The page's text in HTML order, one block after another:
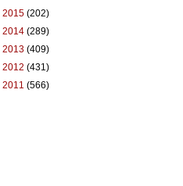
2015 (202)
2014 (289)
2013 (409)
2012 (431)
2011 (566)